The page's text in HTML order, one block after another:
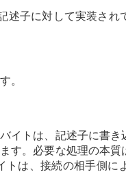
に対して実装されて
。
イトは、記述子に書き
す。必要な処理の本
は、接続の相手側に